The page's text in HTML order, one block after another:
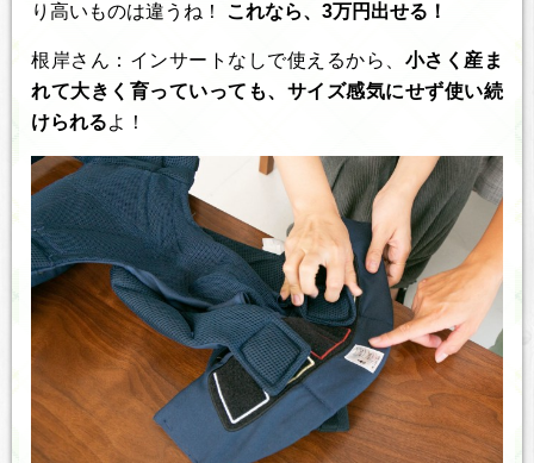
り高いものは違うね！
これなら、3万円出せる！
根岸さん：インサートなしで使えるから、 小さく産ま
れて大きく育っていっても、サイズ感気にせず使い続
けられるよ！